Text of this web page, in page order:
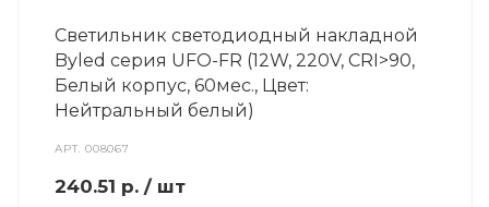
Светильник светодиодный накладной
Byled серия UFO-FR (12W, 220V, CRI>90,
Белый корпус, 60мес., Цвет:
Нейтральный белый)
АРТ.008067
240.51 р. / шт